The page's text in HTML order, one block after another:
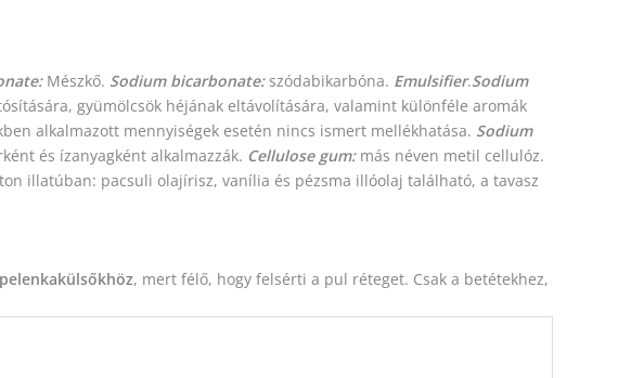
Mészkő. Sodium bicarbonate:szódabikarbóna. Emulsifier.Sodium
gyümölcsök héjának eltávolítására, valamint különféle aromák
alkalmazott mennyiségek esetén nincs ismert mellékhatása. Sodium
és ízanyagként alkalmazzák. Cellulose gum:más néven metil cellulóz.
illatúban: pacsuli olajírisz, vanília és pézsma illóolaj található, a tavasz
, mert félő, hogy felsérti a pul réteget. Csak a betétekhez,